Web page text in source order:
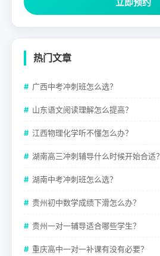
立即预约
热门文章
广西中考冲刺班怎么选？
山东语文阅读理解怎么提高？
江西物理化学听不懂怎么办？
湖南高三冲刺辅导什么时候开始合适？
湖南中考冲刺班怎么选？
贵州初中数学成绩下滑怎么办？
贵州一对一辅导适合哪些学生？
重庆高中一对一补课有没有必要？